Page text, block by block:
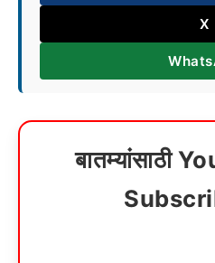
X
बातम्यांसाठी